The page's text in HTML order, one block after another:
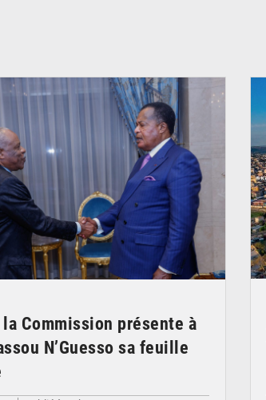
la Commission présente à
N’Guesso sa feuille